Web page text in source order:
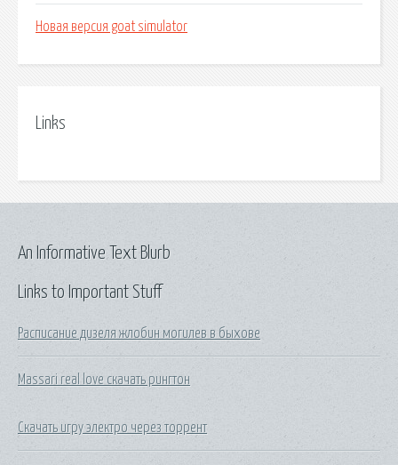
Новая версия goat simulator
Links
Links to Important Stuff
Расписание дизеля жлобин могилев в быхове
Massari real love скачать рингтон
Скачать игру электро через торрент
An Informative Text Blurb